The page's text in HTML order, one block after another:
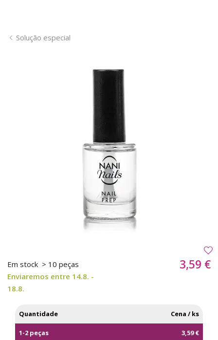
Solução especial
Em stock > 10 peças
Enviaremos entre 14.8. -
18.8.
3,59 €
Quantidade Cena / ks
1-2 peças 3,59 €